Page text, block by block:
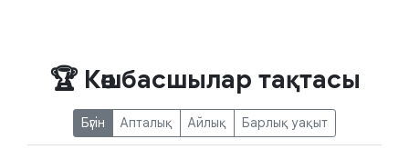
🏆 Көшбасшылар тақтасы
Бүгін Апталық Айлық Барлық уақыт